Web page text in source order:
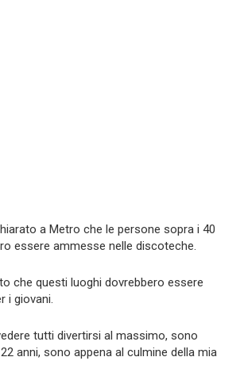
a Metro che le persone sopra i 40
essere ammesse nelle discoteche.
che questi luoghi dovrebbero essere
i giovani.
tutti divertirsi al massimo, sono
anni, sono appena al culmine della mia